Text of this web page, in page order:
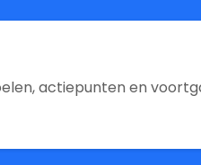
actiepunten en